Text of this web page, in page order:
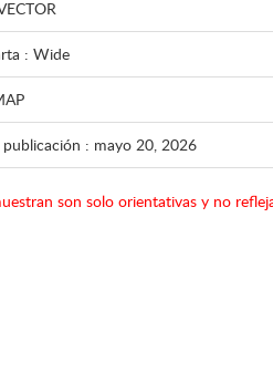
: Wide
: mayo 20, 2026
son solo orientativas y no